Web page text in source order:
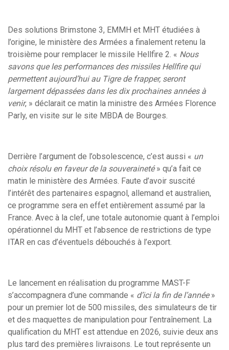
Des solutions Brimstone 3, EMMH et MHT étudiées à
l’origine, le ministère des Armées a finalement retenu la
troisième pour remplacer le missile Hellfire 2. « Nous
savons que les performances des missiles Hellfire qui
permettent aujourd’hui au Tigre de frapper, seront
largement dépassées dans les dix prochaines années à
venir, » déclarait ce matin la ministre des Armées Florence
Parly, en visite sur le site MBDA de Bourges.
Derrière l’argument de l’obsolescence, c’est aussi « un
choix résolu en faveur de la souveraineté» qu’a fait ce
matin le ministère des Armées. Faute d’avoir suscité
l’intérêt des partenaires espagnol, allemand et australien,
ce programme sera en effet entièrement assumé par la
France. Avec à la clef, une totale autonomie quant à l’emploi
opérationnel du MHT et l’absence de restrictions de type
ITAR en cas d’éventuels débouchés à l’export.
Le lancement en réalisation du programme MAST-F
s’accompagnera d’une commande « d’ici la fin de l’année»
pour un premier lot de 500 missiles, des simulateurs de tir
et des maquettes de manipulation pour l’entraînement. La
qualification du MHT est attendue en 2026, suivie deux ans
plus tard des premières livraisons. Le tout représente un